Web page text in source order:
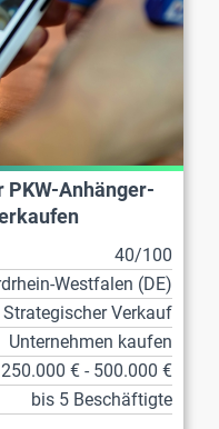
PKW-Anhänger-
40/100
Westfalen (DE)
Strategischer Verkauf
Unternehmen kaufen
250.000 € - 500.000 €
bis 5 Beschäftigte